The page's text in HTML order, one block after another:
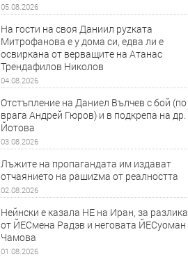
05.08.2026
На гости на своя Даниил руzката
Митрофанова е у дома си, едва ли е
освиркана от верващите на Атанас
Трендафилов Николов
04.08.2026
Отстъпление на Даниел Вълчев с бой (по
врага Андрей Гюров) и в подкрепа на др.
Йотова
03.08.2026
Лъжите на пропагандата им издават
отчаянието на рашиzма от реалността
02.08.2026
Нейнски е казала НЕ на Иран, за разлика
от ЙЕСмена Радэв и неговата ЙЕСуоман
Чамова
01.08.2026